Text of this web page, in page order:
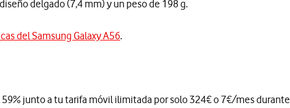
delgado (7,4 mm) y un peso de 198 g.
del Samsung Galaxy A56.
junto a tu tarifa móvil ilimitada por solo 324€ o 7€/mes durante